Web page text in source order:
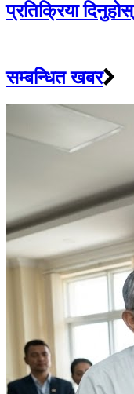
प्रतिक्रिया दिनुहोस्
सम्बन्धित खबर